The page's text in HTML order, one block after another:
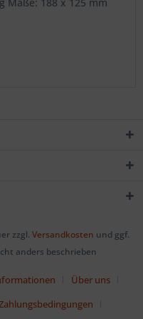
ein Jahr auf...
zzgl. Versandkosten und ggf.
anders beschrieben
Über uns